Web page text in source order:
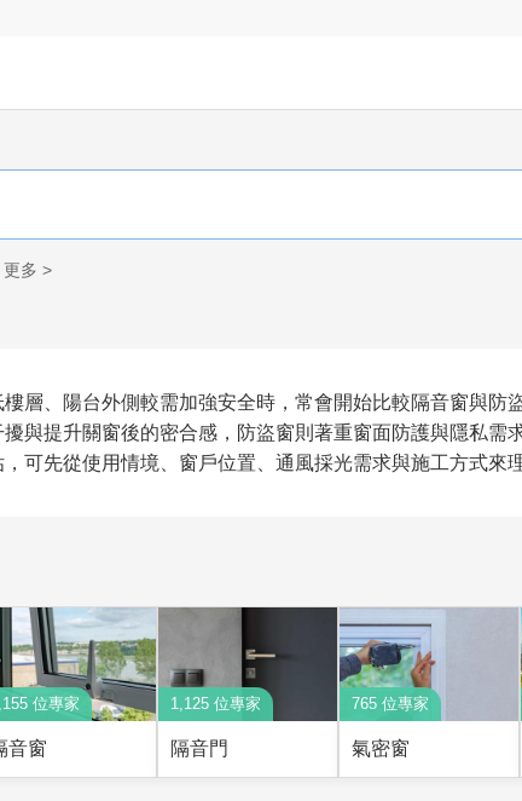
更多 >
層、陽台外側較需加強安全時，常會開始比較隔音窗與防
與提升關窗後的密合感，防盜窗則著重窗面防護與隱私需
可先從使用情境、窗戶位置、通風採光需求與施工方式來
位專家
音窗
1,125 位專家
隔音門
765 位專家
氣密窗